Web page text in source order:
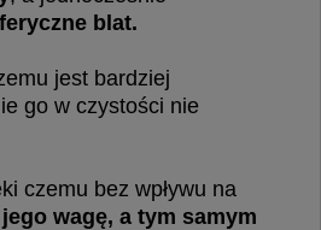
blat.
jest bardziej
go w czystości nie
czemu bez wpływu na
wagę, a tym samym